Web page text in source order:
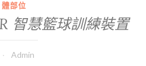
體部位
智慧籃球訓練裝置
Admin